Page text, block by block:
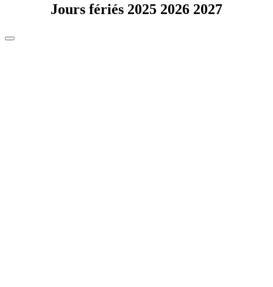
Jours fériés 2025 2026 2027